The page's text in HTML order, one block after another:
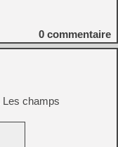
0 commentaire
Les champs